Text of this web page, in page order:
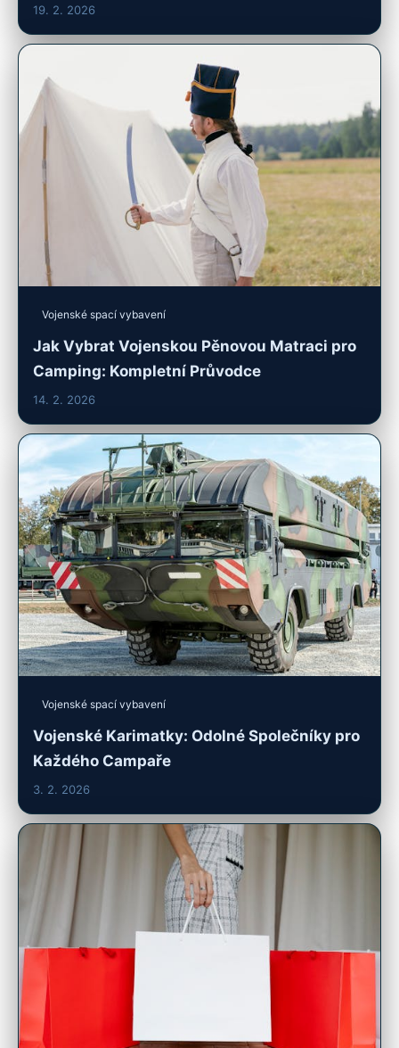
19. 2. 2026
Vojenské spací vybavení
Jak Vybrat Vojenskou Pěnovou Matraci pro
Camping: Kompletní Průvodce
14. 2. 2026
Vojenské spací vybavení
Vojenské Karimatky: Odolné Společníky pro
Každého Campaře
3. 2. 2026